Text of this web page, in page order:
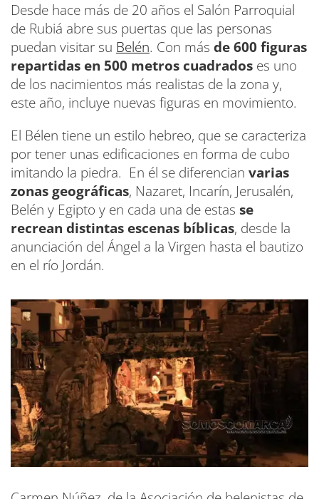
Desde hace más de 20 años el Salón Parroquial
de Rubiá abre sus puertas que las personas
puedan visitar su Belén. Con más de 600 figuras
repartidas en 500 metros cuadrados es uno
de los nacimientos más realistas de la zona y,
este año, incluye nuevas figuras en movimiento.
El Bélen tiene un estilo hebreo, que se caracteriza
por tener unas edificaciones en forma de cubo
imitando la piedra. En él se diferencian varias
zonas geográficas, Nazaret, Incarín, Jerusalén,
Belén y Egipto y en cada una de estas se
recrean distintas escenas bíblicas, desde la
anunciación del Ángel a la Virgen hasta el bautizo
en el río Jordán.